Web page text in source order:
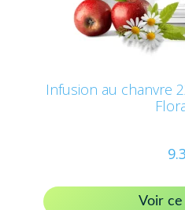
Infusion au chanvre
Voir